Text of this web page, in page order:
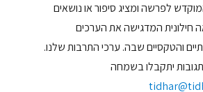
לפרשה ומציג סיפור או נושאים
חילונית המדגישה את הערכים
והטקסיים שבה. ערכי התרבות שלנו.
יתקבלו בשמחה